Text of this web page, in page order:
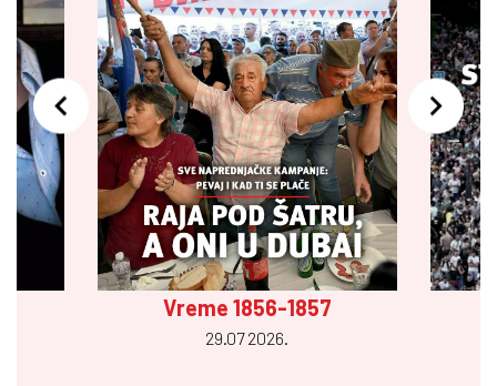
Vreme 1856-1857
29.07 2026.